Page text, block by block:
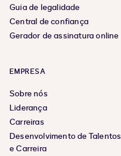
Guia de legalidade
Central de confiança
Gerador de assinatura online
EMPRESA
Sobre nós
Liderança
Carreiras
Desenvolvimento de Talentos
e Carreira